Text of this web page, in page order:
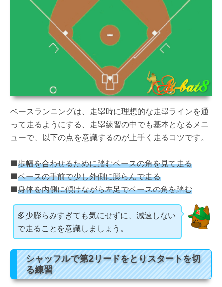
ベースランニングは、走塁時に理想的な走塁ラインを通
って走るようにする、走塁練習の中でも基本となるメニ
ューで、以下の点を意識するのが上手く走るコツです。
■歩幅を合わせるために踏むベースの角を見て走る
■ベースの手前で少し外側に膨らんで走る
■身体を内側に傾けながら左足でベースの角を踏む
多少膨らみすぎても気にせずに、減速しない
で走ることを意識しましょう。
シャッフルで第2リードをとりスタートを切
る練習